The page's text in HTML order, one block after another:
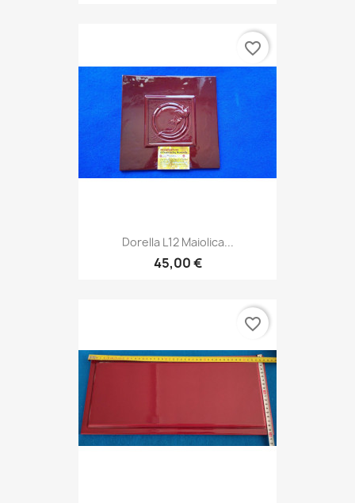
Dorella L12 Maiolica...
45,00 €
favorite_border
favorite_border